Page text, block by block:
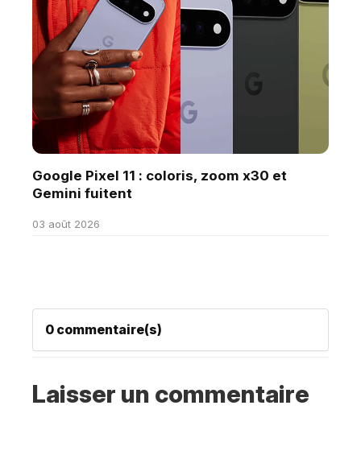
Google Pixel 11 : coloris, zoom x30 et
Gemini fuitent
03 août 2026
0 commentaire(s)
Laisser un commentaire